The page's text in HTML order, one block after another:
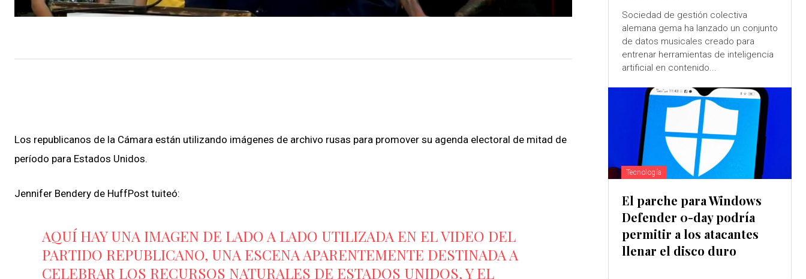
Los republicanos de la Cámara están utilizando imágenes de archivo rusas para promover su agenda electoral de mitad de
período para Estados Unidos.
Jennifer Bendery de HuffPost tuiteó:
AQUÍ HAY UNA IMAGEN DE LADO A LADO UTILIZADA EN EL VIDEO DEL
PARTIDO REPUBLICANO, UNA ESCENA APARENTEMENTE DESTINADA A
CELEBRAR LOS RECURSOS NATURALES DE ESTADOS UNIDOS, Y EL
Sociedad de gestión colectiva
alemana gema ha lanzado un conjunto
de datos musicales creado para
entrenar herramientas de inteligencia
artificial en contenido...
Tecnología
El parche para Windows
Defender 0-day podría
permitir a los atacantes
llenar el disco duro